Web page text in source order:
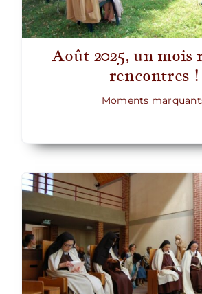
Août 2025, un mois
rencontres !
Moments